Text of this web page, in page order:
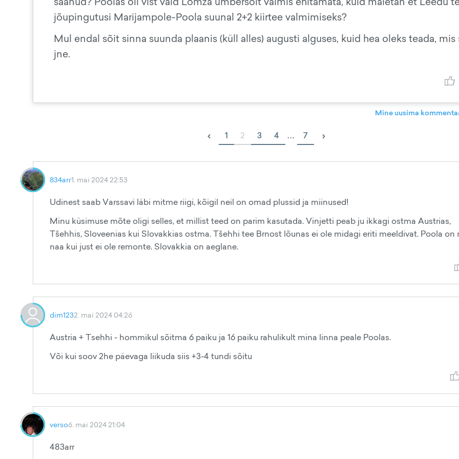
jõupingutusi Marijampole-Poola suunal 2+2 kiirtee valmimiseks?
Mul endal sõit sinna suunda plaanis (küll alles) augusti alguses, kuid hea oleks teada, mis
jne.
Mine uusima
‹ 1 2 3 4 ... 7 ›
834arr1. mai 2024 22:53
Udinest saab Varssavi läbi mitme riigi, kõigil neil on omad plussid ja miinused!
Minu küsimuse mõte oligi selles, et millist teed on parim kasutada. Vinjetti peab ju ikkagi ostma Austrias,
Tšehhis, Sloveenias kui Slovakkias ostma. Tšehhi tee Brnost lõunas ei ole midagi eriti meeldivat. Poola on
naa kui just ei ole remonte. Slovakkia on aeglane.
dim1232. mai 2024 04:26
Austria + Tsehhi - hommikul sõitma 6 paiku ja 16 paiku rahulikult mina linna peale Poolas.
Või kui soov 2he päevaga liikuda siis +3-4 tundi sõitu
verso6. mai 2024 21:04
483arr